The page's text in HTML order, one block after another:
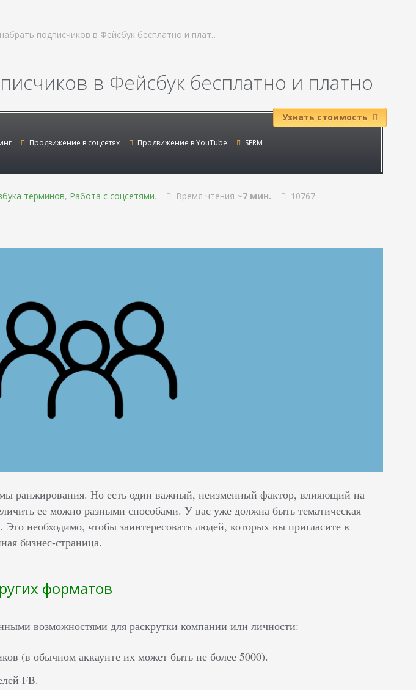
подписчиков в Фейсбук бесплатно и плат…
в Фейсбук бесплатно и платно
Продвижение в соцсетях Продвижение в YouTube
SERM
Узнать стоимость
терминов, Работа с соцсетями. Время чтения ~7 мин. 10767
ранжирования. Но есть один важный, неизменный фактор, влияющий на
ее можно разными способами. У вас уже должна быть тематическая
необходимо, чтобы заинтересовать людей, которых вы пригласите в
бизнес-страница.
форматов
возможностями для раскрутки компании или личности:
(в обычном аккаунте их может быть не более 5000).
FB.